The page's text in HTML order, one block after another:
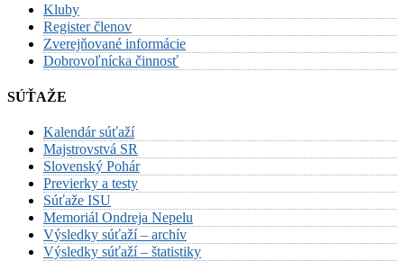
Kluby
Register členov
Zverejňované informácie
Dobrovoľnícka činnosť
SÚŤAŽE
Kalendár súťaží
Majstrovstvá SR
Slovenský Pohár
Previerky a testy
Súťaže ISU
Memoriál Ondreja Nepelu
Výsledky súťaží – archív
Výsledky súťaží – štatistiky